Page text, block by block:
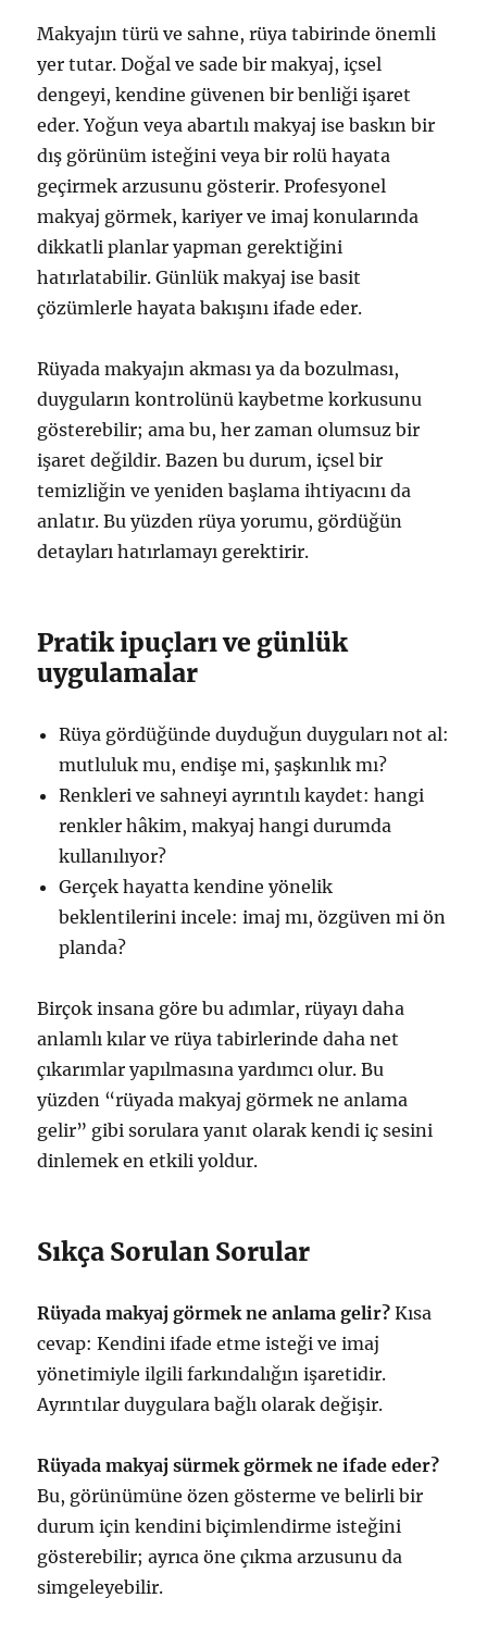
Makyajın türü ve sahne, rüya tabirinde önemli
yer tutar. Doğal ve sade bir makyaj, içsel
dengeyi, kendine güvenen bir benliği işaret
eder. Yoğun veya abartılı makyaj ise baskın bir
dış görünüm isteğini veya bir rolü hayata
geçirmek arzusunu gösterir. Profesyonel
makyaj görmek, kariyer ve imaj konularında
dikkatli planlar yapman gerektiğini
hatırlatabilir. Günlük makyaj ise basit
çözümlerle hayata bakışını ifade eder.
Rüyada makyajın akması ya da bozulması,
duyguların kontrolünü kaybetme korkusunu
gösterebilir; ama bu, her zaman olumsuz bir
işaret değildir. Bazen bu durum, içsel bir
temizliğin ve yeniden başlama ihtiyacını da
anlatır. Bu yüzden rüya yorumu, gördüğün
detayları hatırlamayı gerektirir.
Pratik ipuçları ve günlük
uygulamalar
Rüya gördüğünde duyduğun duyguları not al:
mutluluk mu, endişe mi, şaşkınlık mı?
Renkleri ve sahneyi ayrıntılı kaydet: hangi
renkler hâkim, makyaj hangi durumda
kullanılıyor?
Gerçek hayatta kendine yönelik
beklentilerini incele: imaj mı, özgüven mi ön
planda?
Birçok insana göre bu adımlar, rüyayı daha
anlamlı kılar ve rüya tabirlerinde daha net
çıkarımlar yapılmasına yardımcı olur. Bu
yüzden “rüyada makyaj görmek ne anlama
gelir” gibi sorulara yanıt olarak kendi iç sesini
dinlemek en etkili yoldur.
Sıkça Sorulan Sorular
Rüyada makyaj görmek ne anlama gelir? Kısa
cevap: Kendini ifade etme isteği ve imaj
yönetimiyle ilgili farkındalığın işaretidir.
Ayrıntılar duygulara bağlı olarak değişir.
Rüyada makyaj sürmek görmek ne ifade eder?
Bu, görünümüne özen gösterme ve belirli bir
durum için kendini biçimlendirme isteğini
gösterebilir; ayrıca öne çıkma arzusunu da
simgeleyebilir.